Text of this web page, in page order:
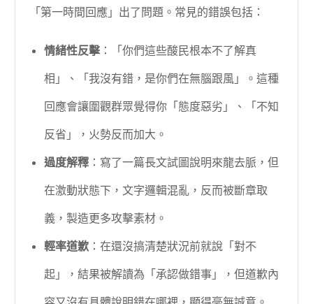
「第一時間回應」出了問題。常見的錯誤包括：
情緒性反擊：「你們這些酸民根本不了解真
相」、「我沒有錯，是你們在無腦跟風」。這種
回應會讓圍觀群眾覺得你「態度惡劣」、「不知
反省」，火勢反而加大。
過度解釋 ：寫了一篇長文試圖說明來龍去脈，但
在激動狀態下，文字邏輯混亂，反而被斷章取
義，製造更多攻擊素材。
輕率道歉 ：在還沒搞清楚狀況前就說「對不
起」，結果被解讀為「承認做錯事」，但道歉內